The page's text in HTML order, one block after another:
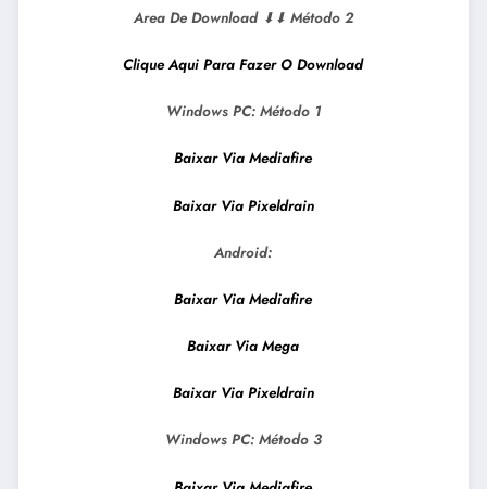
Area De Download⬇⬇ Método 2
Clique Aqui Para Fazer O Download
Windows PC: Método 1
Baixar Via Mediafire
Baixar Via Pixeldrain
Android:
Baixar Via Mediafire
Baixar Via Mega
Baixar Via Pixeldrain
Windows PC: Método 3